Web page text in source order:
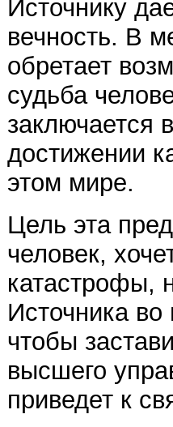
Источнику
вечность. В
обретает
судьба
заключается
достижении
этом мире.
Цель эта
человек,
катастрофы,
Источника
чтобы
высшего
приведет к